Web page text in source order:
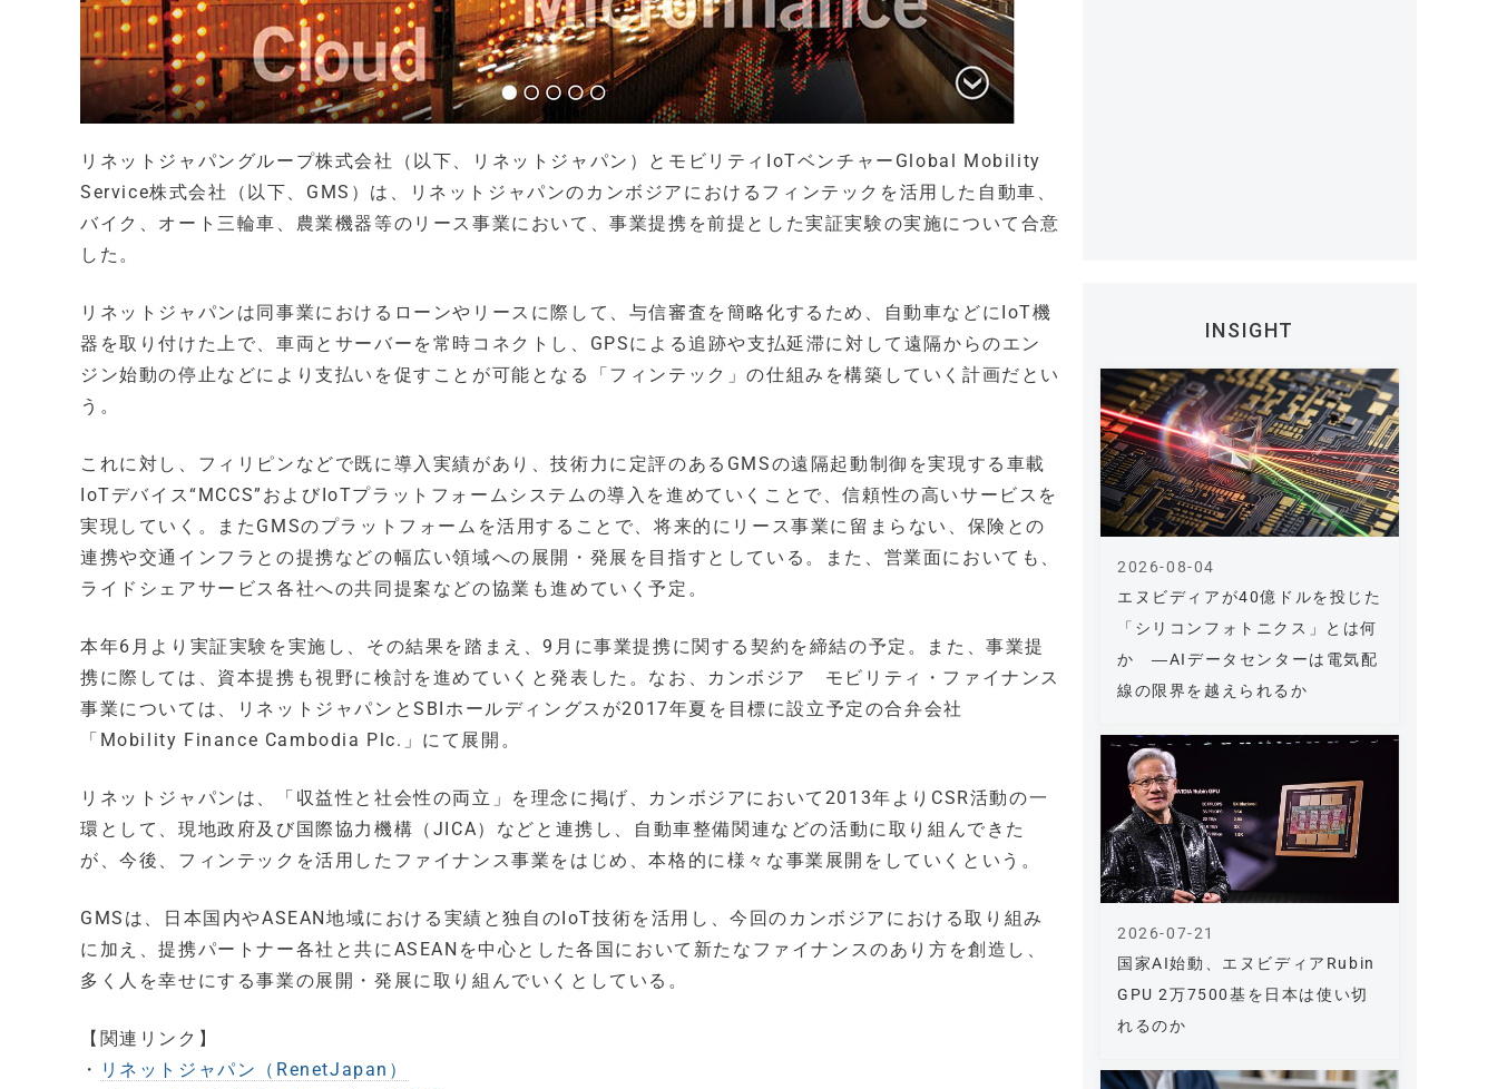
リネットジャパングループ株式会社（以下、リネットジャパン）とモビリティIoTベンチャーGlobal Mobility
Service株式会社（以下、GMS）は、リネットジャパンのカンボジアにおけるフィンテックを活用した自動車、
バイク、オート三輪車、農業機器等のリース事業において、事業提携を前提とした実証実験の実施について合意
した。
リネットジャパンは同事業におけるローンやリースに際して、与信審査を簡略化するため、自動車などにIoT機
器を取り付けた上で、車両とサーバーを常時コネクトし、GPSによる追跡や支払延滞に対して遠隔からのエン
ジン始動の停止などにより支払いを促すことが可能となる「フィンテック」の仕組みを構築していく計画だとい
う。
これに対し、フィリピンなどで既に導入実績があり、技術力に定評のあるGMSの遠隔起動制御を実現する車載
IoTデバイス“MCCS”およびIoTプラットフォームシステムの導入を進めていくことで、信頼性の高いサービスを
実現していく。またGMSのプラットフォームを活用することで、将来的にリース事業に留まらない、保険との
連携や交通インフラとの提携などの幅広い領域への展開・発展を目指すとしている。また、営業面においても、
ライドシェアサービス各社への共同提案などの協業も進めていく予定。
本年6月より実証実験を実施し、その結果を踏まえ、9月に事業提携に関する契約を締結の予定。また、事業提
携に際しては、資本提携も視野に検討を進めていくと発表した。なお、カンボジア モビリティ・ファイナンス
事業については、リネットジャパンとSBIホールディングスが2017年夏を目標に設立予定の合弁会社
「Mobility Finance Cambodia Plc.」にて展開。
リネットジャパンは、「収益性と社会性の両立」を理念に掲げ、カンボジアにおいて2013年よりCSR活動の一
環として、現地政府及び国際協力機構（JICA）などと連携し、自動車整備関連などの活動に取り組んできた
が、今後、フィンテックを活用したファイナンス事業をはじめ、本格的に様々な事業展開をしていくという。
GMSは、日本国内やASEAN地域における実績と独自のIoT技術を活用し、今回のカンボジアにおける取り組み
に加え、提携パートナー各社と共にASEANを中心とした各国において新たなファイナンスのあり方を創造し、
多く人を幸せにする事業の展開・発展に取り組んでいくとしている。
【関連リンク】
・ リネットジャパン（RenetJapan）
INSIGHT
エヌビディアが40億ドルを投じた
「シリコンフォトニクス」とは何
か ―AIデータセンターは電気配
線の限界を越えられるか
2026-08-04
国家AI始動、エヌビディアRubin
GPU 2万7500基を日本は使い切
れるのか
2026-07-21